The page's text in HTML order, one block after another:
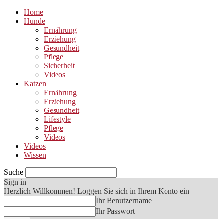
Home
Hunde
Ernährung
Erziehung
Gesundheit
Pflege
Sicherheit
Videos
Katzen
Ernährung
Erziehung
Gesundheit
Lifestyle
Pflege
Videos
Videos
Wissen
Suche
Sign in
Herzlich Willkommen! Loggen Sie sich in Ihrem Konto ein
Ihr Benutzername
Ihr Passwort